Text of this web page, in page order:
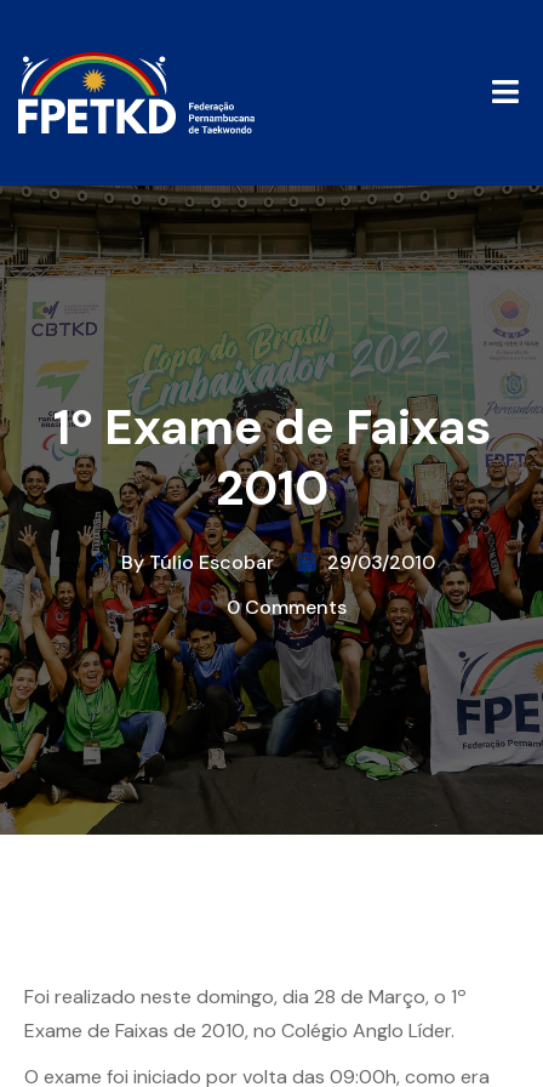
1º Exame de Faixas
2010
By Túlio Escobar
29/03/2010
0 Comments
Foi realizado neste domingo, dia 28 de Março, o 1º
Exame de Faixas de 2010, no Colégio Anglo Líder.
O exame foi iniciado por volta das 09:00h, como era